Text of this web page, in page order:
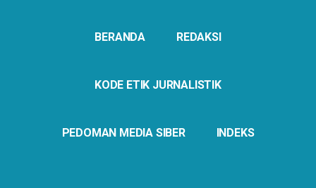
BERANDA REDAKSI
KODE ETIK JURNALISTIK
PEDOMAN MEDIA SIBER INDEKS